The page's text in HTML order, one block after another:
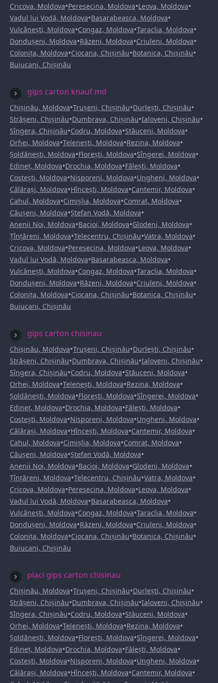
Cricova, Moldova•Peresecina, Moldova•Leova, Moldova•
Vadul lui Vodă, Moldova•Basarabeasca, Moldova•
Vulcănești, Moldova•Congaz, Moldova•Taraclia, Moldova•
Dondușeni, Moldova•Răzeni, Moldova•Criuleni, Moldova•
Colonița, Moldova•Ciocana, Chișinău•Botanica, Chișinău•
Buiucani, Chișinău
gips carton knauf md
Chișinău, Moldova•Trușeni, Chișinău•Durlești, Chișinău•
Strășeni, Chișinău•Dumbrava, Chișinău•Ialoveni, Chișinău•
Sîngera, Chișinău•Codru, Moldova•Stăuceni, Moldova•
Orhei, Moldova•Telenești, Moldova•Rezina, Moldova•
Șoldănești, Moldova•Florești, Moldova•Sîngerei, Moldova•
Edineț, Moldova•Drochia, Moldova•Fălești, Moldova•
Costești, Moldova•Nisporeni, Moldova•Ungheni, Moldova•
Călărași, Moldova•Hîncești, Moldova•Cantemir, Moldova•
Cahul, Moldova•Cimișlia, Moldova•Comrat, Moldova•
Căușeni, Moldova•Ștefan Vodă, Moldova•
Anenii Noi, Moldova•Bacioi, Moldova•Glodeni, Moldova•
Țînțăreni, Moldova•Telecentru, Chișinău•Vatra, Moldova•
Cricova, Moldova•Peresecina, Moldova•Leova, Moldova•
Vadul lui Vodă, Moldova•Basarabeasca, Moldova•
Vulcănești, Moldova•Congaz, Moldova•Taraclia, Moldova•
Dondușeni, Moldova•Răzeni, Moldova•Criuleni, Moldova•
Colonița, Moldova•Ciocana, Chișinău•Botanica, Chișinău•
Buiucani, Chișinău
gips carton chisinau
Chișinău, Moldova•Trușeni, Chișinău•Durlești, Chișinău•
Strășeni, Chișinău•Dumbrava, Chișinău•Ialoveni, Chișinău•
Sîngera, Chișinău•Codru, Moldova•Stăuceni, Moldova•
Orhei, Moldova•Telenești, Moldova•Rezina, Moldova•
Șoldănești, Moldova•Florești, Moldova•Sîngerei, Moldova•
Edineț, Moldova•Drochia, Moldova•Fălești, Moldova•
Costești, Moldova•Nisporeni, Moldova•Ungheni, Moldova•
Călărași, Moldova•Hîncești, Moldova•Cantemir, Moldova•
Cahul, Moldova•Cimișlia, Moldova•Comrat, Moldova•
Căușeni, Moldova•Ștefan Vodă, Moldova•
Anenii Noi, Moldova•Bacioi, Moldova•Glodeni, Moldova•
Țînțăreni, Moldova•Telecentru, Chișinău•Vatra, Moldova•
Cricova, Moldova•Peresecina, Moldova•Leova, Moldova•
Vadul lui Vodă, Moldova•Basarabeasca, Moldova•
Vulcănești, Moldova•Congaz, Moldova•Taraclia, Moldova•
Dondușeni, Moldova•Răzeni, Moldova•Criuleni, Moldova•
Colonița, Moldova•Ciocana, Chișinău•Botanica, Chișinău•
Buiucani, Chișinău
placi gips carton chisinau
Chișinău, Moldova•Trușeni, Chișinău•Durlești, Chișinău•
Strășeni, Chișinău•Dumbrava, Chișinău•Ialoveni, Chișinău•
Sîngera, Chișinău•Codru, Moldova•Stăuceni, Moldova•
Orhei, Moldova•Telenești, Moldova•Rezina, Moldova•
Șoldănești, Moldova•Florești, Moldova•Sîngerei, Moldova•
Edineț, Moldova•Drochia, Moldova•Fălești, Moldova•
Costești, Moldova•Nisporeni, Moldova•Ungheni, Moldova•
Călărași, Moldova•Hîncești, Moldova•Cantemir, Moldova•